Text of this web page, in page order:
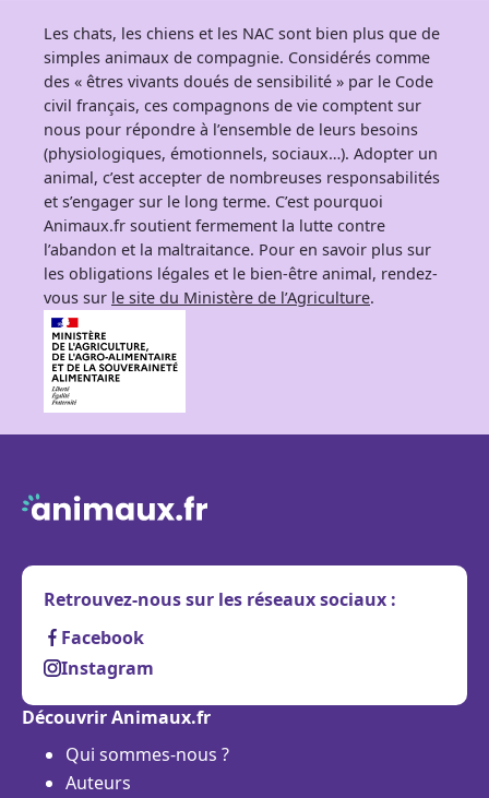
Les chats, les chiens et les NAC sont bien plus que de
simples animaux de compagnie. Considérés comme
des « êtres vivants doués de sensibilité » par le Code
civil français, ces compagnons de vie comptent sur
nous pour répondre à l’ensemble de leurs besoins
(physiologiques, émotionnels, sociaux…). Adopter un
animal, c’est accepter de nombreuses responsabilités
et s’engager sur le long terme. C’est pourquoi
Animaux.fr soutient fermement la lutte contre
l’abandon et la maltraitance. Pour en savoir plus sur
les obligations légales et le bien-être animal, rendez-
vous sur le site du Ministère de l’Agriculture.
Retrouvez-nous sur les réseaux sociaux :
Facebook
Instagram
Découvrir Animaux.fr
Qui sommes-nous ?
Auteurs